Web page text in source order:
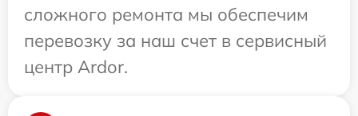
сложного ремонта мы обеспечим
перевозку за наш счет в сервисный
центр Ardor.